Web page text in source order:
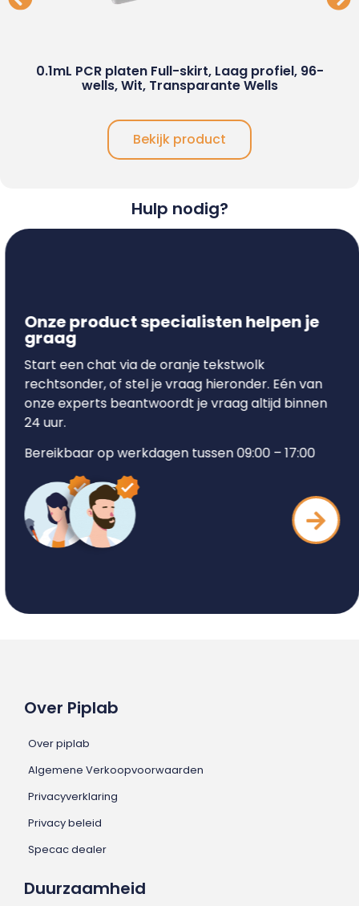
0.1mL PCR platen Full-skirt, Laag profiel, 96-
wells, Wit, Transparante Wells
Bekijk product
Hulp nodig?
Onze product specialisten helpen je
graag
Start een chat via de oranje tekstwolk
rechtsonder, of stel je vraag hieronder. Eén van
onze experts beantwoordt je vraag altijd binnen
24 uur.
Bereikbaar op werkdagen tussen 09:00 – 17:00
Over Piplab
Over piplab
Algemene Verkoopvoorwaarden
Privacyverklaring
Privacy beleid
Specac dealer
Duurzaamheid